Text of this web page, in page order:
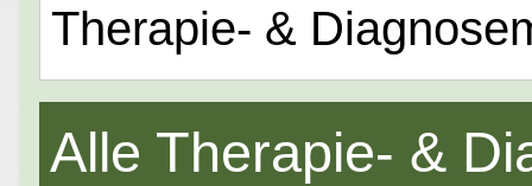
Therapie- &
Alle Therapie- &